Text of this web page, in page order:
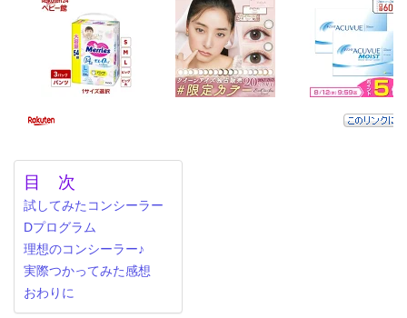
目 次
試してみたコンシーラー
Dプログラム
理想のコンシーラー♪
実際つかってみた感想
おわりに